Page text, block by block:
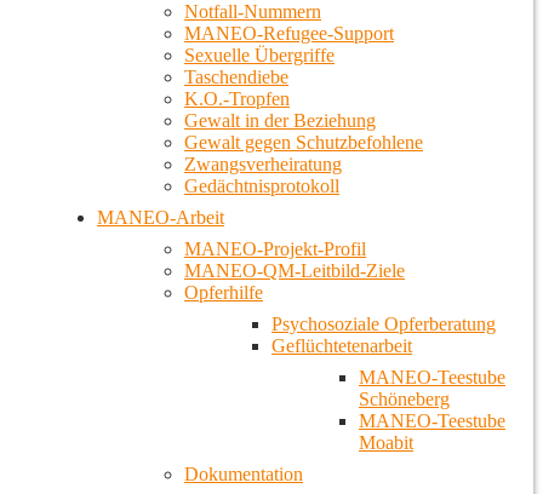
Notfall-Nummern
MANEO-Refugee-Support
Sexuelle Übergriffe
Taschendiebe
K.O.-Tropfen
Gewalt in der Beziehung
Gewalt gegen Schutzbefohlene
Zwangsverheiratung
Gedächtnisprotokoll
MANEO-Arbeit
MANEO-Projekt-Profil
MANEO-QM-Leitbild-Ziele
Opferhilfe
Psychosoziale Opferberatung
Geflüchtetenarbeit
MANEO-Teestube
Schöneberg
MANEO-Teestube
Moabit
Dokumentation